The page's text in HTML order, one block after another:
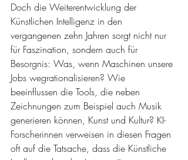
Doch die Weiterentwicklung der
Künstlichen Intelligenz in den
vergangenen zehn Jahren sorgt nicht nur
für Faszination, sondern auch für
Besorgnis: Was, wenn Maschinen unsere
Jobs wegrationalisieren? Wie
beeinflussen die Tools, die neben
Zeichnungen zum Beispiel auch Musik
generieren können, Kunst und Kultur? KI-
Forscherinnen verweisen in diesen Fragen
oft auf die Tatsache, dass die Künstliche